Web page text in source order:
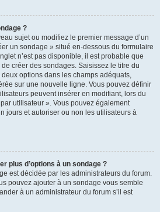
?
sujet ou modifiez le premier message d’un
un sondage » situé en-dessous du formulaire
n’est pas disponible, il est probable que
créer des sondages. Saisissez le titre du
options dans les champs adéquats,
sur une nouvelle ligne. Vous pouvez définir
peuvent insérer en modifiant, lors du
utilisateur ». Vous pouvez également
jours et autoriser ou non les utilisateurs à
plus d’options à un sondage ?
est décidée par les administrateurs du forum.
pouvez ajouter à un sondage vous semble
à un administrateur du forum s’il est